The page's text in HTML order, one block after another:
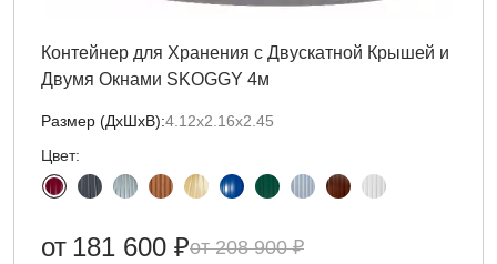
Контейнер для Хранения с Двускатной Крышей и
Двумя Окнами SKOGGY 4м
Размер (ДxШxВ):4.12х2.16х2.45
Цвет:
208 900 ₽
от 181 600 ₽